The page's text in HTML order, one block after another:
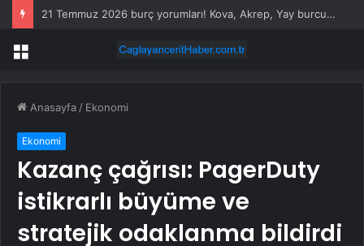
21 Temmuz 2026 burç yorumları! Kova, Akrep, Yay burcu yorumu… AŞK, EVLİLİK, SAĞLIK yorumları ne diyor?
Menü
Anasayfa / Ekonomi
Ekonomi
Kazanç çağrısı: PagerDuty
istikrarlı büyüme ve
stratejik odaklanma bildirdi